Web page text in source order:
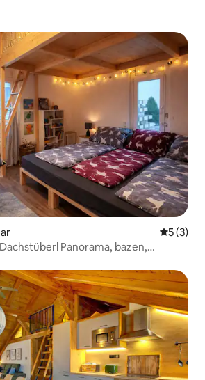
5 (3)
Panorama, bazen,